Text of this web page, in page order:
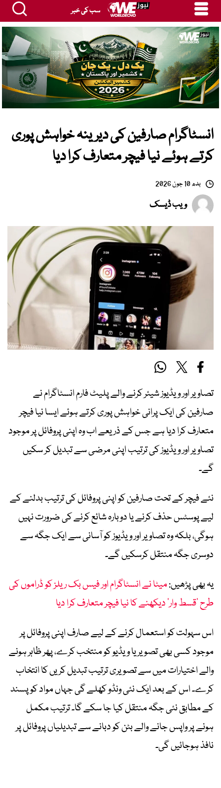
سب کی خبر
انسٹاگرام صارفین کی دیرینہ خواہش پوری
کرتے ہوئے نیا فیچر متعارف کرا دیا
بدھ 10 جون 2026
ویب ڈیسک
تصاویر اور ویڈیوز شیئر کرنے والے پلیٹ فارم انسٹاگرام نے
صارفین کی ایک پرانی خواہش پوری کرتے ہوئے ایسا نیا فیچر
متعارف کرا دیا ہے جس کے ذریعے اب وہ اپنی پروفائل پر موجود
تصاویر اور ویڈیوز کی ترتیب اپنی مرضی سے تبدیل کر سکیں
گے۔
نئے فیچر کے تحت صارفین کو اپنی پروفائل کی ترتیب بدلنے کے
لیے پوسٹس حذف کرنے یا دوبارہ شائع کرنے کی ضرورت نہیں
ہوگی، بلکہ وہ تصاویر اور ویڈیوز کو آسانی سے ایک جگہ سے
دوسری جگہ منتقل کرسکیں گے۔
یہ بھی پڑھیں:میٹا نے انسٹاگرام اور فیس بک ریلز کو ڈراموں کی
طرح ’قسط وار‘ دیکھنے کا نیا فیچر متعارف کرا دیا
اس سہولت کو استعمال کرنے کے لیے صارف اپنی پروفائل پر
موجود کسی بھی تصویر یا ویڈیو کو منتخب کرے، پھر ظاہر ہونے
والے اختیارات میں سے تصویری ترتیب تبدیل کریں کا انتخاب
کرے۔ اس کے بعد ایک نئی ونڈو کھلے گی جہاں مواد کو پسند
کے مطابق نئی جگہ منتقل کیا جا سکے گا۔ ترتیب مکمل
ہونے پر واپس جانے والے بٹن کو دبانے سے تبدیلیاں پروفائل پر
نافذ ہوجائیں گی۔